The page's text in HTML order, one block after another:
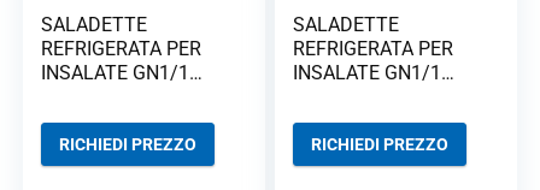
SALADETTE
REFRIGERATA PER
INSALATE GN1/1
RICHIEDI PREZZO
SALADETTE
REFRIGERATA PER
INSALATE GN1/1
RICHIEDI PREZZO